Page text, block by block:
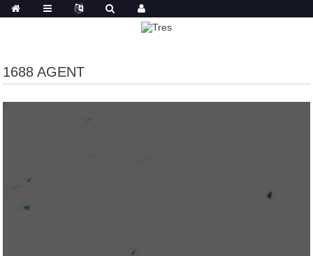
1688 AGENT